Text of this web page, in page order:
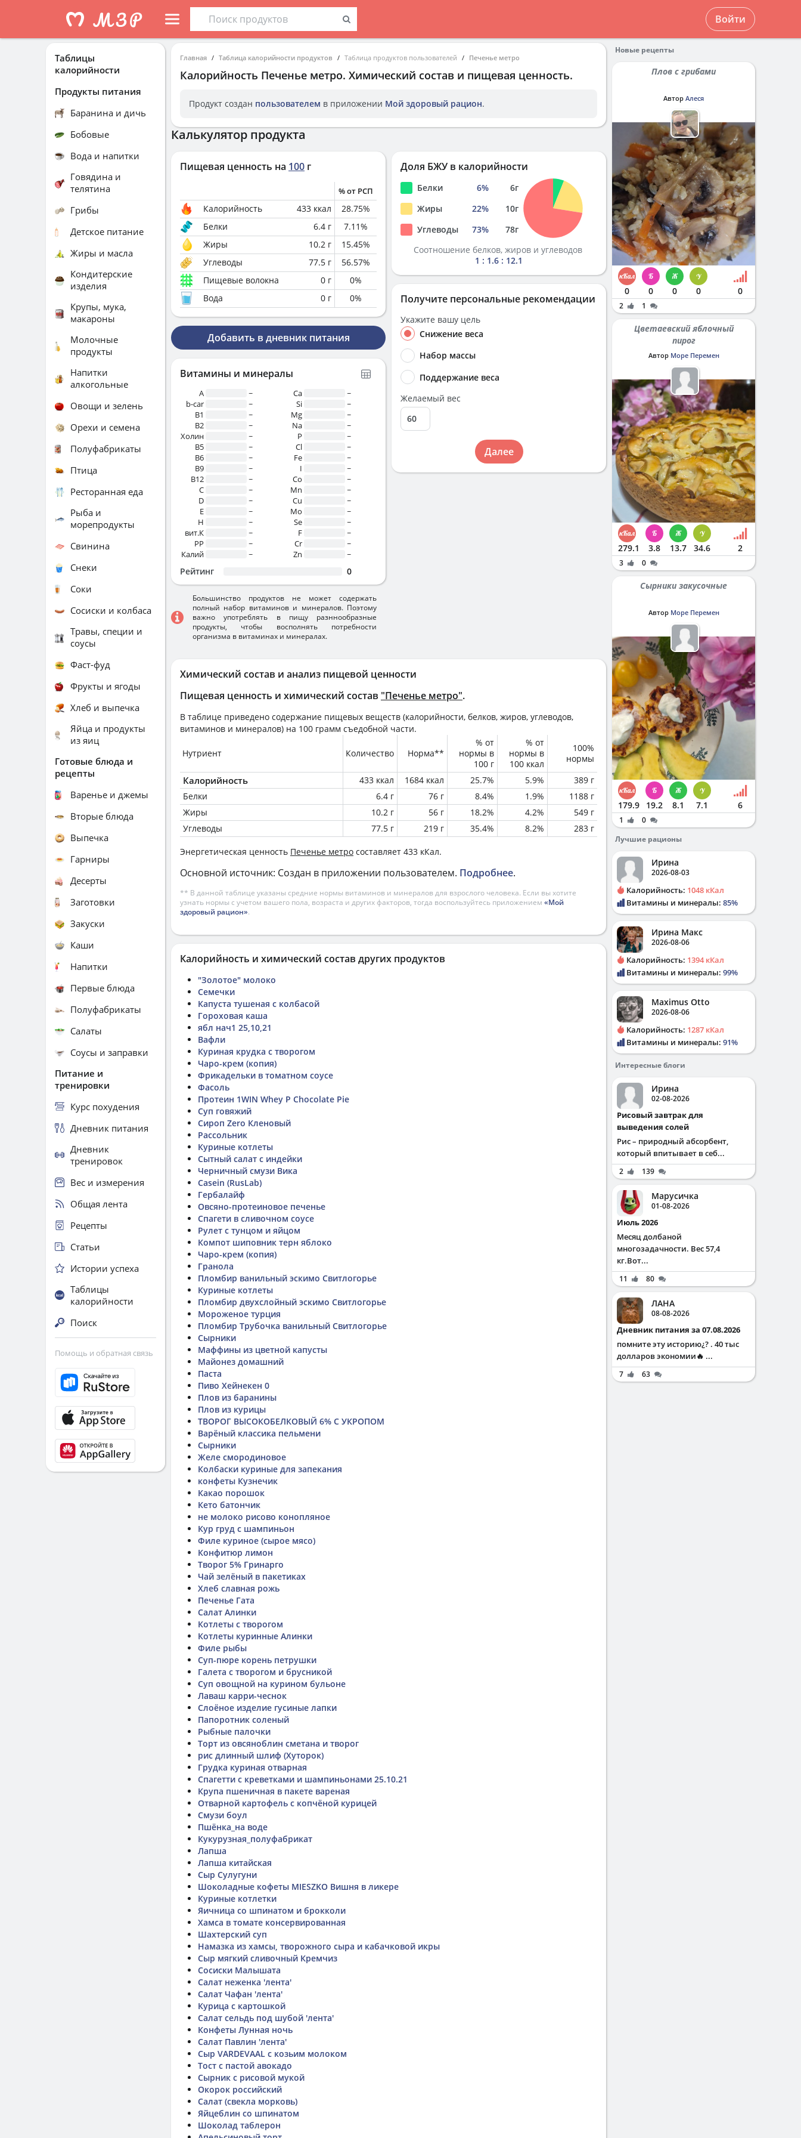
Войти
Главная Таблица калорийности продуктов Таблица продуктов пользователей Печенье метро
Калорийность Печенье метро. Химический состав и пищевая ценность.
Продукт создан пользователем в приложении Мой здоровый рацион.
Химический состав и анализ пищевой ценности
Пищевая ценность и химический состав "Печенье метро".
В таблице приведено содержание пищевых веществ (калорийности, белков, жиров, углеводов,
витаминов и минералов) на 100 грамм съедобной части.
Нутриент Количество Норма**
% от
нормы в
100 г
% от
нормы в
100 ккал
100%
нормы
Калорийность 433 ккал 1684 ккал 25.7% 5.9%
389 г
Белки
6.4 г 76 г 8.4% 1.9%
1188 г
Жиры
10.2 г 56 г 18.2% 4.2%
549 г
Углеводы
77.5 г 219 г 35.4% 8.2% 283 г
Энергетическая ценность Печенье метро составляет 433 кКал.
Основной источник: Создан в приложении пользователем. Подробнее.
** В данной таблице указаны средние нормы витаминов и минералов для взрослого человека. Если вы хотите
узнать нормы с учетом вашего пола, возраста и других факторов, тогда воспользуйтесь приложением «Мой
здоровый рацион».
Калькулятор продукта
Пищевая ценность на 100 г
% от РСП
Калорийность 433 ккал 28.75%
Белки
6.4 г 7.11%
Жиры
10.2 г 15.45%
Углеводы
77.5 г 56.57%
Пищевые волокна
0 г 0%
Вода
0 г 0%
Добавить в дневник питания
Витамины и минералы
A
~
b-car
~
В1
~
B2
~
Холин
~
B5
~
B6
~
B9
~
B12
~
C
~
D
~
E
~
H
~
вит.К
~
PP
~
Калий
~
Ca
~
Si
~
Mg
~
Na
~
P
~
Cl
~
Fe
~
I
~
Co
~
Mn
~
Cu
~
Mo
~
Se
~
F
~
Cr
~
Zn
~
Рейтинг 0
Большинство продуктов не может содержать
полный набор витаминов и минералов. Поэтому
важно употреблять в пищу разннообразные
продукты, чтобы восполнять потребности
организма в витаминах и минералах.
Доля БЖУ в калорийности
Белки 6% 6г
Жиры
22% 10г
Углеводы
73% 78г
Соотношение белков, жиров и углеводов
1 : 1.6 : 12.1
Получите персональные рекомендации
Укажите вашу цель
Снижение веса
Набор массы
Поддержание веса
Желаемый вес
Далее
Калорийность и химический состав других продуктов
"Золотое" молоко
Семечки
Капуста тушеная с колбасой
Гороховая каша
ябл нач1 25,10,21
Вафли
Куриная крудка с творогом
Чаро-крем (копия)
Фрикадельки в томатном соусе
Фасоль
Протеин 1WIN Whey P Chocolate Pie
Суп говяжий
Сироп Zero Кленовый
Рассольник
Куриные котлеты
Сытный салат с индейки
Черничный смузи Вика
Casein (RusLab)
Гербалайф
Овсяно-протеиновое печенье
Спагети в сливочном соусе
Рулет с тунцом и яйцом
Компот шиповник терн яблоко
Чаро-крем (копия)
Гранола
Пломбир ванильный эскимо Свитлогорье
Куриные котлеты
Пломбир двухслойный эскимо Свитлогорье
Мороженое турция
Пломбир Трубочка ванильный Свитлогорье
Сырники
Маффины из цветной капусты
Майонез домашний
Паста
Пиво Хейнекен 0
Плов из баранины
Плов из курицы
ТВОРОГ ВЫСОКОБЕЛКОВЫЙ 6% С УКРОПОМ
Варёный классика пельмени
Сырники
Желе смородиновое
Колбаски куриные для запекания
конфеты Кузнечик
Какао порошок
Кето батончик
не молоко рисово конопляное
Кур груд с шампиньон
Филе куриное (сырое мясо)
Конфитюр лимон
Творог 5% Гринарго
Чай зелёный в пакетиках
Хлеб славная рожь
Печенье Гата
Салат Алинки
Котлеты с творогом
Котлеты куринные Алинки
Филе рыбы
Суп-пюре корень петрушки
Галета с творогом и брусникой
Суп овощной на курином бульоне
Лаваш карри-чеснок
Слоёное изделие гусиные лапки
Папоротник соленый
Рыбные палочки
Торт из овсяноблин сметана и творог
рис длинный шлиф (Хуторок)
Грудка куриная отварная
Спагетти с креветками и шампиньонами 25.10.21
Крупа пшеничная в пакете вареная
Отварной картофель с копчёной курицей
Смузи боул
Пшёнка_на воде
Кукурузная_полуфабрикат
Лапша
Лапша китайская
Сыр Сулугуни
Шоколадные кофеты MIESZKO Вишня в ликере
Куриные котлетки
Яичница со шпинатом и брокколи
Хамса в томате консервированная
Шахтерский суп
Намазка из хамсы, творожного сыра и кабачковой икры
Сыр мягкий сливочный Кремчиз
Сосиски Малышата
Салат неженка 'лента'
Салат Чафан 'лента'
Курица с картошкой
Салат сельдь под шубой 'лента'
Конфеты Лунная ночь
Салат Павлин 'лента'
Сыр VARDEVAAL с козьим молоком
Тост с пастой авокадо
Сырник с рисовой мукой
Окорок российский
Салат (свекла морковь)
Яйцеблин со шпинатом
Шоколад таблерон
Таблицы
калорийности
Продукты питания
Баранина и дичь
Бобовые
Вода и напитки
Говядина и
телятина
Грибы
Детское питание
Жиры и масла
Кондитерские
изделия
Крупы, мука,
макароны
Молочные
продукты
Напитки
алкогольные
Овощи и зелень
Орехи и семена
Полуфабрикаты
Птица
Ресторанная еда
Рыба и
морепродукты
Свинина
Снеки
Соки
Сосиски и колбаса
Травы, специи и
соусы
Фаст-фуд
Фрукты и ягоды
Хлеб и выпечка
Яйца и продукты
из яиц
Готовые блюда и
рецепты
Варенье и джемы
Вторые блюда
Выпечка
Гарниры
Десерты
Заготовки
Закуски
Каши
Напитки
Первые блюда
Полуфабрикаты
Салаты
Соусы и заправки
Питание и
тренировки
Курс похудения
Дневник питания
Дневник
тренировок
Вес и измерения
Общая лента
Рецепты
Статьи
Истории успеха
Таблицы
калорийности
Поиск
Помощь и обратная связь
Новые рецепты
Плов с грибами
Автор Алеся
0 0 0 0 0
2 1
Цветаевский яблочный
пирог
Автор Море Перемен
279.1 3.8 13.7 34.6 2
3 0
Сырники закусочные
Автор Море Перемен
179.9 19.2 8.1 7.1 6
1
0
Лучшие рационы
Ирина
2026-08-03
Калорийность: 1048 кКал
Витамины и минералы: 85%
Ирина Макс
2026-08-06
Калорийность: 1394 кКал
Витамины и минералы: 99%
Maximus Otto
2026-08-06
Калорийность: 1287 кКал
Витамины и минералы: 91%
Интересные блоги
Ирина
02-08-2026
Рисовый завтрак для
выведения солей
Рис – природный абсорбент,
который впитывает в себ...
2 139
Марусичка
01-08-2026
Июль 2026
Месяц долбаной
многозадачности. Вес 57,4
кг.Вот...
11 80
ЛАНА
08-08-2026
Дневник питания за 07.08.2026
помните эту историю¿? . 40 тыс
долларов экономии🔥 ...
7 63